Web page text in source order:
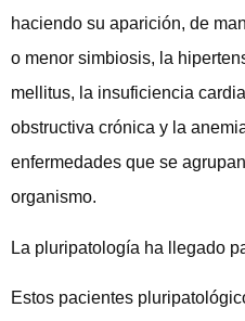
haciendo su aparición, de
o menor simbiosis, la
mellitus, la insuficiencia
obstructiva crónica y la
enfermedades que se
organismo.
La pluripatología ha llegado
Estos pacientes